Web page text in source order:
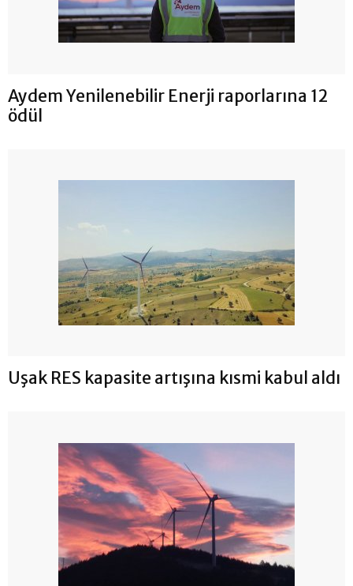
Aydem Yenilenebilir Enerji raporlarına 12
ödül
Uşak RES kapasite artışına kısmi kabul aldı